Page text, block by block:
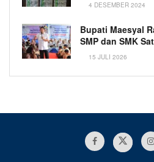
4 DESEMBER 2024
Bupati Maesyal
SMP dan SMK
15 JULI 2026